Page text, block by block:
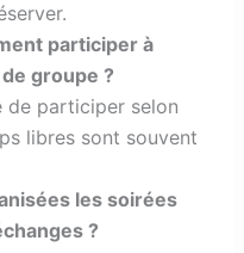
participer à
groupe ?
de participer selon
libres sont souvent
les soirées
?